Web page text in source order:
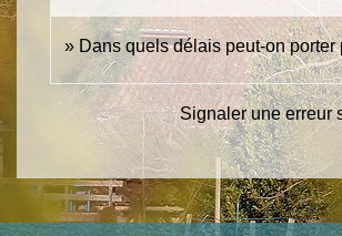
Dans quels délais peut-on porter
Signaler une erreur